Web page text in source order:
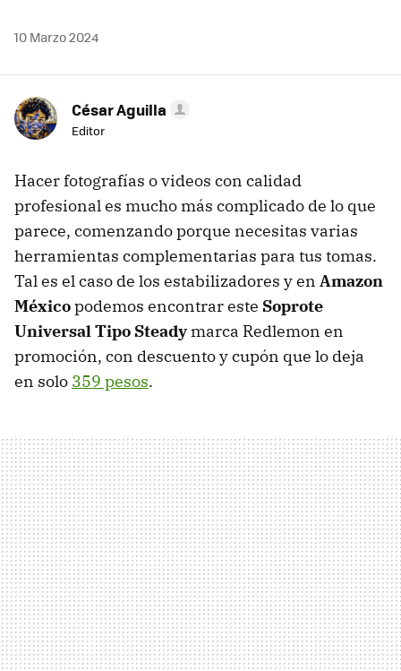
10 Marzo 2024
César Aguilla
Editor
Hacer fotografías o videos con calidad
profesional es mucho más complicado de lo que
parece, comenzando porque necesitas varias
herramientas complementarias para tus tomas.
Tal es el caso de los estabilizadores y en Amazon
Méxicopodemos encontrar este Soprote
Universal Tipo Steadymarca Redlemon en
promoción, con descuento y cupón que lo deja
en solo 359 pesos.